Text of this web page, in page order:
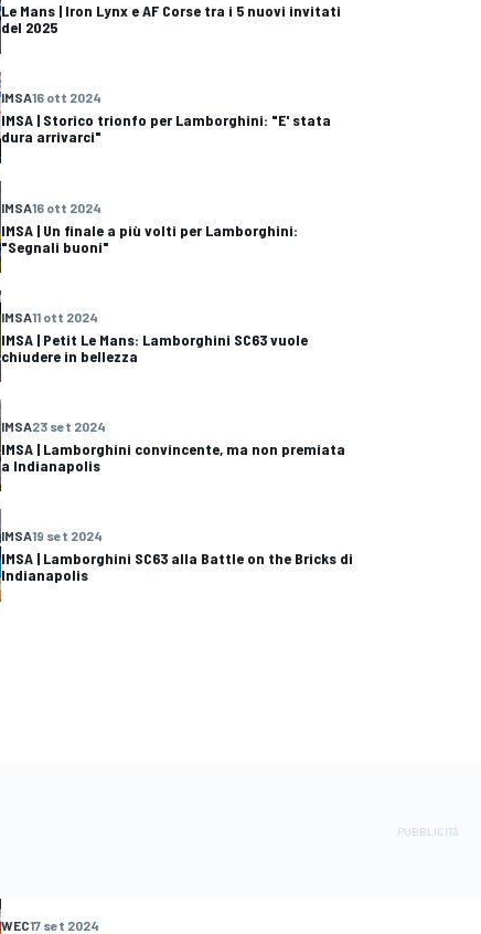
Le Mans | Iron Lynx e AF Corse tra i 5 nuovi invitati
del 2025
IMSA16 ott 2024
IMSA | Storico trionfo per Lamborghini: "E' stata
dura arrivarci"
IMSA16 ott 2024
IMSA | Un finale a più volti per Lamborghini:
"Segnali buoni"
IMSA11 ott 2024
IMSA | Petit Le Mans: Lamborghini SC63 vuole
chiudere in bellezza
IMSA23 set 2024
IMSA | Lamborghini convincente, ma non premiata
a Indianapolis
IMSA19 set 2024
IMSA | Lamborghini SC63 alla Battle on the Bricks di
Indianapolis
WEC17 set 2024